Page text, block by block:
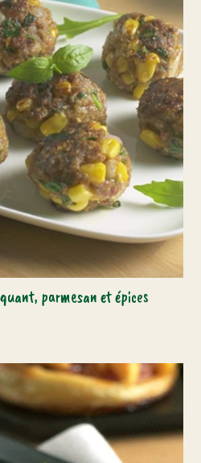
parmesan et épices